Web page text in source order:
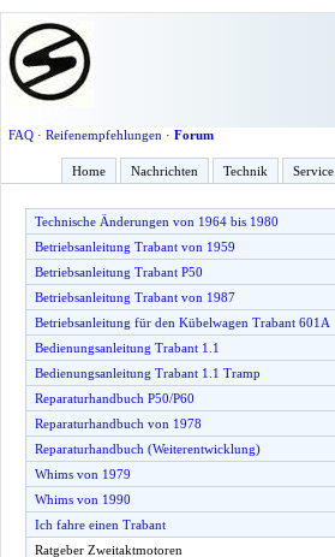
FAQ· Reifenempfehlungen · Forum
Home Nachrichten Technik Service
Technische Änderungen von 1964 bis 1980
Betriebsanleitung Trabant von 1959
Betriebsanleitung Trabant P50
Betriebsanleitung Trabant von 1987
Betriebsanleitung für den Kübelwagen Trabant 601A
Bedienungsanleitung Trabant 1.1
Bedienungsanleitung Trabant 1.1 Tramp
Reparaturhandbuch P50/P60
Reparaturhandbuch von 1978
Reparaturhandbuch (Weiterentwicklung)
Whims von 1979
Whims von 1990
Ich fahre einen Trabant
Ratgeber Zweitaktmotoren